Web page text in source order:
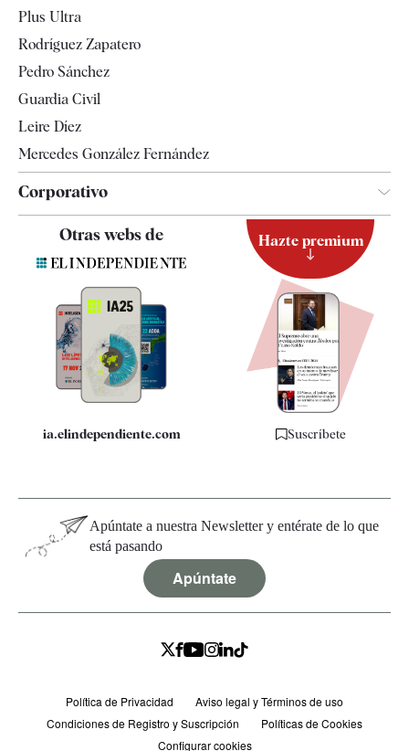
Televisión
Plus Ultra
Rodríguez Zapatero
Pedro Sánchez
Guardia Civil
Leire Díez
Mercedes González Fernández
Corporativo
Contacto
Quiénes somos
Especificaciones
Otras webs de
ia.elindependiente.com
Hazte premium
Suscríbete
Apúntate a nuestra Newsletter y entérate de lo que
está pasando
Apúntate
Política de Privacidad
Aviso legal y Términos de uso
Condiciones de Registro y Suscripción
Políticas de Cookies
Configurar cookies